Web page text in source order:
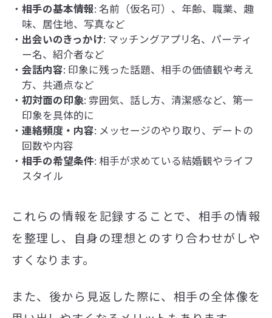
相手の基本情報: 名前（仮名可）、年齢、職業、趣
味、居住地、写真など
出会いのきっかけ: マッチングアプリ名、パーティ
ー名、紹介者など
会話内容: 印象に残った話題、相手の価値観や考え
方、共通点など
初対面の印象: 雰囲気、話し方、清潔感など、第一
印象を具体的に
連絡頻度・内容: メッセージのやり取り、デートの
回数や内容
相手の希望条件: 相手が求めている結婚観やライフ
スタイル
これらの情報を記録することで、相手の情報
を整理し、自身の理想とのすり合わせがしや
すくなります。
また、後から見返した際に、相手の全体像を